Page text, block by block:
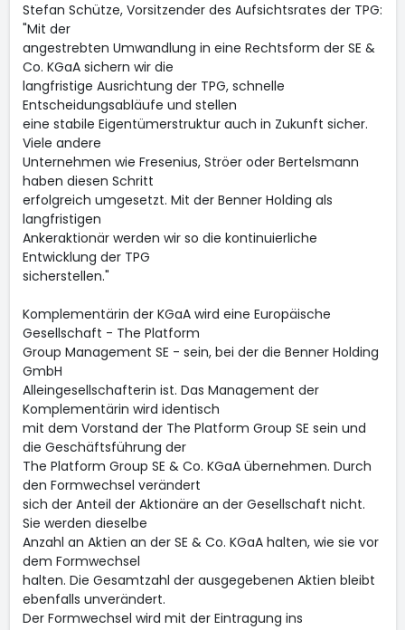
Stefan Schütze, Vorsitzender des Aufsichtsrates der TPG:
"Mit der
angestrebten Umwandlung in eine Rechtsform der SE &
Co. KGaA sichern wir die
langfristige Ausrichtung der TPG, schnelle
Entscheidungsabläufe und stellen
eine stabile Eigentümerstruktur auch in Zukunft sicher.
Viele andere
Unternehmen wie Fresenius, Ströer oder Bertelsmann
haben diesen Schritt
erfolgreich umgesetzt. Mit der Benner Holding als
langfristigen
Ankeraktionär werden wir so die kontinuierliche
Entwicklung der TPG
sicherstellen."
Komplementärin der KGaA wird eine Europäische
Gesellschaft - The Platform
Group Management SE - sein, bei der die Benner Holding
GmbH
Alleingesellschafterin ist. Das Management der
Komplementärin wird identisch
mit dem Vorstand der The Platform Group SE sein und
die Geschäftsführung der
The Platform Group SE & Co. KGaA übernehmen. Durch
den Formwechsel verändert
sich der Anteil der Aktionäre an der Gesellschaft nicht.
Sie werden dieselbe
Anzahl an Aktien an der SE & Co. KGaA halten, wie sie vor
dem Formwechsel
halten. Die Gesamtzahl der ausgegebenen Aktien bleibt
ebenfalls unverändert.
Der Formwechsel wird mit der Eintragung ins